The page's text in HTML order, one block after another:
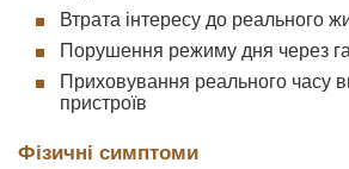
Втрата інтересу до реального
Порушення режиму дня через
Приховування реального часу
пристроїв
Фізичні симптоми